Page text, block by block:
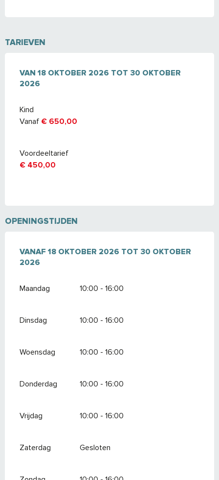
TARIEVEN
VAN 18 OKTOBER 2026 TOT 30 OKTOBER 2026
VAN 18 OKTOBER 2026 TOT 30 OKTOBER
2026
Kind
Vanaf € 650,00
Voordeeltarief
€ 450,00
OPENINGSTIJDEN
VANAF 18 OKTOBER 2026 TOT 30 OKTOBER 2026
VANAF 18 OKTOBER 2026 TOT 30 OKTOBER
2026
Maandag 10:00 - 16:00
Dinsdag 10:00 - 16:00
Woensdag 10:00 - 16:00
Donderdag 10:00 - 16:00
Vrijdag 10:00 - 16:00
Zaterdag Gesloten